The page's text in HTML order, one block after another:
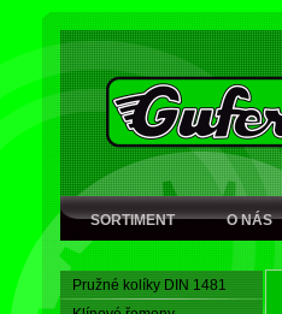
SORTIMENT O NÁS
Pružné kolíky DIN 1481